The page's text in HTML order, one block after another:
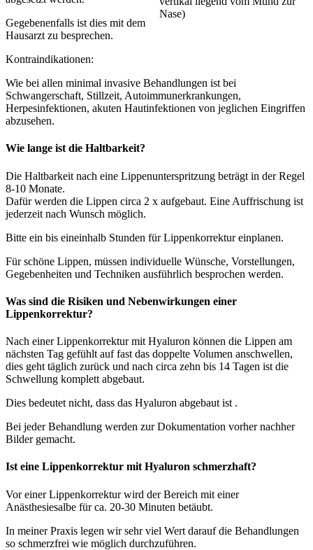
Nase)
Gegebenenfalls ist dies mit dem
Hausarzt zu besprechen.
Kontraindikationen:
Wie bei allen minimal invasive Behandlungen ist bei
Schwangerschaft, Stillzeit, Autoimmunerkrankungen,
Herpesinfektionen, akuten Hautinfektionen von jeglichen Eingriffen
abzusehen.
Wie lange ist die Haltbarkeit?
Die Haltbarkeit nach eine Lippenunterspritzung beträgt in der Regel
8-10 Monate.
Dafür werden die Lippen circa 2 x aufgebaut. Eine Auffrischung ist
jederzeit nach Wunsch möglich.
Bitte ein bis eineinhalb Stunden für Lippenkorrektur einplanen.
Für schöne Lippen, müssen individuelle Wünsche, Vorstellungen,
Gegebenheiten und Techniken ausführlich besprochen werden.
Was sind die Risiken und Nebenwirkungen einer
Lippenkorrektur?
Nach einer Lippenkorrektur mit Hyaluron können die Lippen am
nächsten Tag gefühlt auf fast das doppelte Volumen anschwellen,
dies geht täglich zurück und nach circa zehn bis 14 Tagen ist die
Schwellung komplett abgebaut.
Dies bedeutet nicht, dass das Hyaluron abgebaut ist .
Bei jeder Behandlung werden zur Dokumentation vorher nachher
Bilder gemacht.
Ist eine Lippenkorrektur mit Hyaluron schmerzhaft?
Vor einer Lippenkorrektur wird der Bereich mit einer
Anästhesiesalbe für ca. 20-30 Minuten betäubt.
In meiner Praxis legen wir sehr viel Wert darauf die Behandlungen
so schmerzfrei wie möglich durchzuführen.